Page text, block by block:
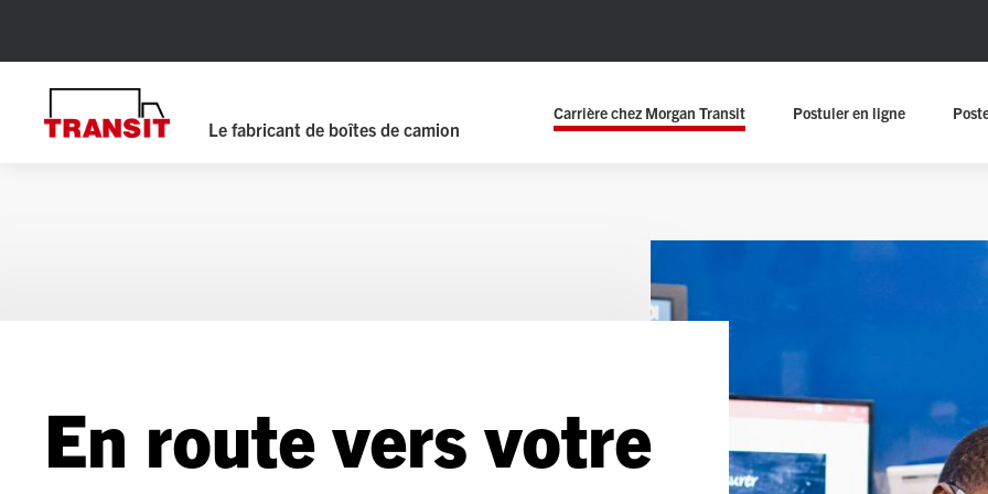
Le fabricant de boîtes de camion
Carrière chez Morgan Transit Postuler en ligne
En route vers votre